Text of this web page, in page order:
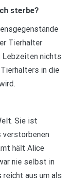
sterbe?
Tierhalter
Lebzeiten nichts
in die
Sie ist
verstorbenen
hält Alice
nie selbst in
aus um als